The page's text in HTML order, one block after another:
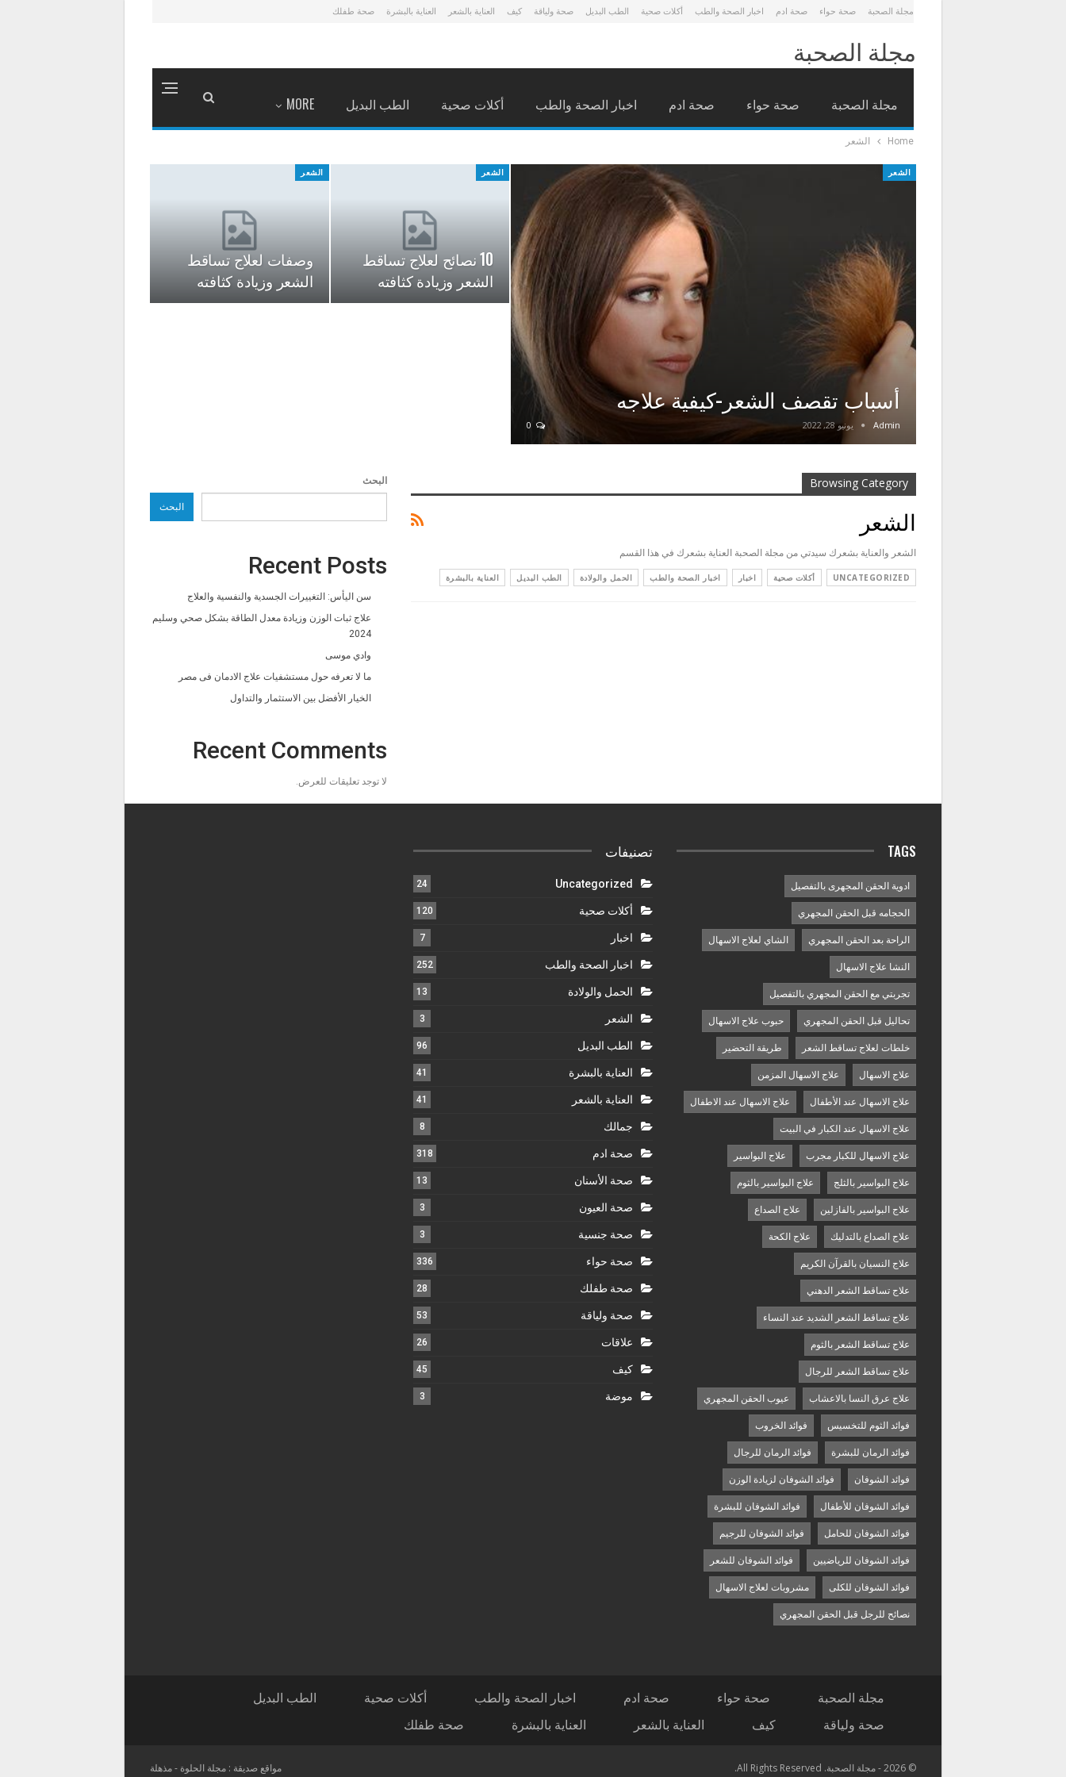
مجلة الصحبة صحة حواء صحة ادم اخبار الصحة والطب أكلات صحية الطب البديل صحة ولياقة كيف العناية بالشعر العناية بالبشرة صحة طفلك
مجلة الصحبة
مجلة الصحبة صحة حواء صحة ادم اخبار الصحة والطب أكلات صحية الطب البديل MORE
Home الشعر
الشعر
أسباب تقصف الشعر-كيفية علاجه
Admin يونيو 28, 2022
الشعر
10 نصائح لعلاج تساقط
الشعر وزيادة كثافته
الشعر
وصفات لعلاج تساقط
الشعر وزيادة كثافته
Browsing Category
الشعر
الشعر والعناية بشعرك سيدتي من مجلة الصحبة العناية بشعرك في هذا القسم
UNCATEGORIZED أكلات صحية اخبار اخبار الصحة والطب الحمل والولادة الطب البديل العناية بالبشرة
البحث
البحث
Recent Posts
سن اليأس: التغييرات الجسدية والنفسية والعلاج
علاج ثبات الوزن وزيادة معدل الطاقة بشكل صحي وسليم
2024
وادي موسى
ما لا تعرفه حول مستشفيات علاج الادمان فى مصر
الخيار الأفضل بين الاستثمار والتداول
Recent Comments
لا توجد تعليقات للعرض.
TAGS
ادوية الحقن المجهرى بالتفصيل
الحجامه قبل الحقن المجهري
الراحة بعد الحقن المجهري الشاي لعلاج الاسهال
النشا علاج الاسهال
تجربتي مع الحقن المجهري بالتفصيل
تحاليل قبل الحقن المجهري حبوب علاج الاسهال
خلطات لعلاج تساقط الشعر طريقة التحضير
علاج الاسهال علاج الاسهال المزمن
علاج الاسهال عند الأطفال علاج الاسهال عند الاطفال
علاج الاسهال عند الكبار في البيت
علاج الاسهال للكبار مجرب علاج البواسير
علاج البواسير بالثلج علاج البواسير بالثوم
علاج البواسير بالفازلين علاج الصداع
علاج الصداع بالتدليك علاج الكحة
علاج النسيان بالقرآن الكريم
علاج تساقط الشعر الدهني
علاج تساقط الشعر الشديد عند النساء
علاج تساقط الشعر بالثوم
علاج تساقط الشعر للرجال
علاج عرق النسا بالاعشاب عيوب الحقن المجهري
فوائد الثوم للتخسيس فوائد الخروب
فوائد الرمان للبشرة فوائد الرمان للرجال
فوائد الشوفان فوائد الشوفان لزيادة الوزن
فوائد الشوفان للأطفال فوائد الشوفان للبشرة
فوائد الشوفان للحامل فوائد الشوفان للرجيم
فوائد الشوفان للرياضيين فوائد الشوفان للشعر
فوائد الشوفان للكلى مشروبات لعلاج الاسهال
نصائح للرجل قبل الحقن المجهري
تصنيفات
Uncategorized
24
أكلات صحية 120
اخبار 7
اخبار الصحة والطب 252
الحمل والولادة 13
الشعر 3
الطب البديل 96
العناية بالبشرة 41
العناية بالشعر 41
جمالك 8
صحة ادم 318
صحة الأسنان 13
صحة العيون 3
صحة جنسية 3
صحة حواء 336
صحة طفلك 28
صحة ولياقة 53
علاقات 26
كيف 45
موضة 3
مجلة الصحبة صحة حواء صحة ادم اخبار الصحة والطب أكلات صحية
الطب البديل
صحة ولياقة
كيف العناية بالشعر العناية بالبشرة صحة طفلك
© 2026 - مجلة الصحبة. All Rights Reserved. مواقع صديقة : مجلة الحلوة -مذهلة